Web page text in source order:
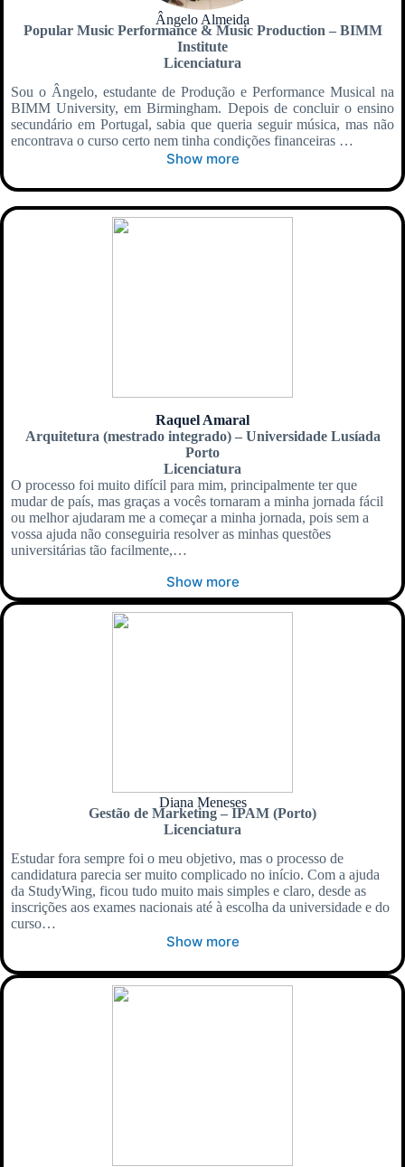
Ângelo Almeida
Popular Music Performance & Music Production – BIMM
Institute
Licenciatura
Sou o Ângelo, estudante de Produção e Performance Musical na
BIMM University, em Birmingham. Depois de concluir o ensino
secundário em Portugal, sabia que queria seguir música, mas não
encontrava o curso certo nem tinha condições financeiras …
Show more
Raquel Amaral
Arquitetura (mestrado integrado) – Universidade Lusíada
Porto
Licenciatura
O processo foi muito difícil para mim, principalmente ter que
mudar de país, mas graças a vocês tornaram a minha jornada fácil
ou melhor ajudaram me a começar a minha jornada, pois sem a
vossa ajuda não conseguiria resolver as minhas questões
universitárias tão facilmente,…
Show more
Diana Meneses
Gestão de Marketing – IPAM (Porto)
Licenciatura
Estudar fora sempre foi o meu objetivo, mas o processo de
candidatura parecia ser muito complicado no início. Com a ajuda
da StudyWing, ficou tudo muito mais simples e claro, desde as
inscrições aos exames nacionais até à escolha da universidade e do
curso…
Show more